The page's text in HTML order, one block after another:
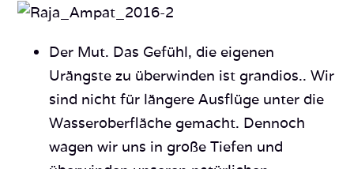
Der Mut. Das Gefühl, die eigenen
Urängste zu überwinden ist grandios.. Wir
sind nicht für längere Ausflüge unter die
Wasseroberfläche gemacht. Dennoch
wagen wir uns in große Tiefen und